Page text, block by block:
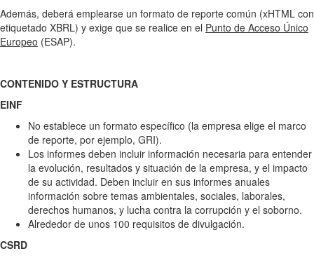
Además, deberá emplearse un formato de reporte común (xHTML con
etiquetado XBRL) y exige que se realice en el Punto de Acceso Único
Europeo (ESAP).
CONTENIDO Y ESTRUCTURA
EINF
No establece un formato específico (la empresa elige el marco
de reporte, por ejemplo, GRI).
Los informes deben incluir información necesaria para entender
la evolución, resultados y situación de la empresa, y el impacto
de su actividad. Deben incluir en sus informes anuales
información sobre temas ambientales, sociales, laborales,
derechos humanos, y lucha contra la corrupción y el soborno.
Alrededor de unos 100 requisitos de divulgación.
CSRD